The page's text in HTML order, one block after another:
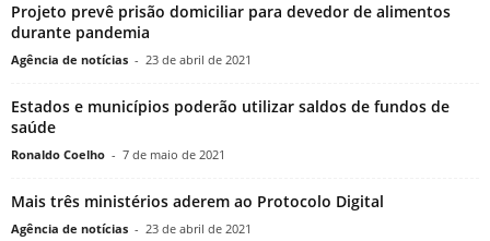
Projeto prevê prisão domiciliar para devedor de alimentos
durante pandemia
Agência de notícias - 23 de abril de 2021
Estados e municípios poderão utilizar saldos de fundos de
saúde
Ronaldo Coelho - 7 de maio de 2021
Mais três ministérios aderem ao Protocolo Digital
Agência de notícias - 23 de abril de 2021